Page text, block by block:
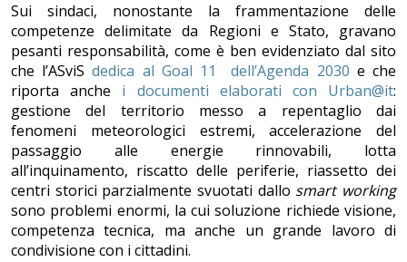
Sui sindaci, nonostante la frammentazione delle
competenze delimitate da Regioni e Stato, gravano
pesanti responsabilità, come è ben evidenziato dal sito
che l’ASviSdedica al Goal 11 dell’Agenda 2030 e che
riporta anche i documenti elaborati con Urban@it:
gestione del territorio messo a repentaglio dai
fenomeni meteorologici estremi, accelerazione del
passaggio alle energie rinnovabili, lotta
all’inquinamento, riscatto delle periferie, riassetto dei
centri storici parzialmente svuotati dallo smart working
sono problemi enormi, la cui soluzione richiede visione,
competenza tecnica, ma anche un grande lavoro di
condivisione con i cittadini.